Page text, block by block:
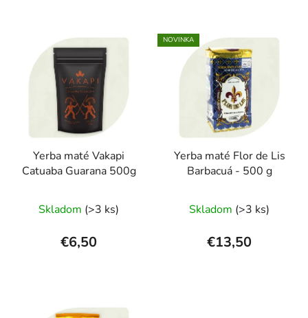
Yerba maté Vakapi
Catuaba Guarana 500g
hodnotenie
produktu
je
5
Skladom (>3 ks)
€6,50
NOVINKA
Yerba maté Flor de Lis
Barbacuá - 500 g
Skladom (>3 ks)
€13,50